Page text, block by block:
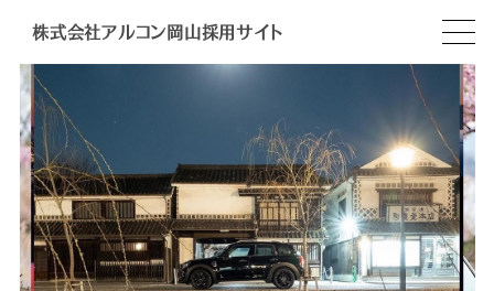
株式会社アルコン岡山採用サイト